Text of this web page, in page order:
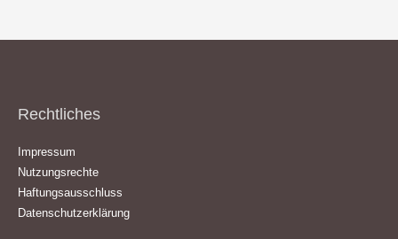
Rechtliches
Impressum
Nutzungsrechte
Haftungsausschluss
Datenschutzerklärung